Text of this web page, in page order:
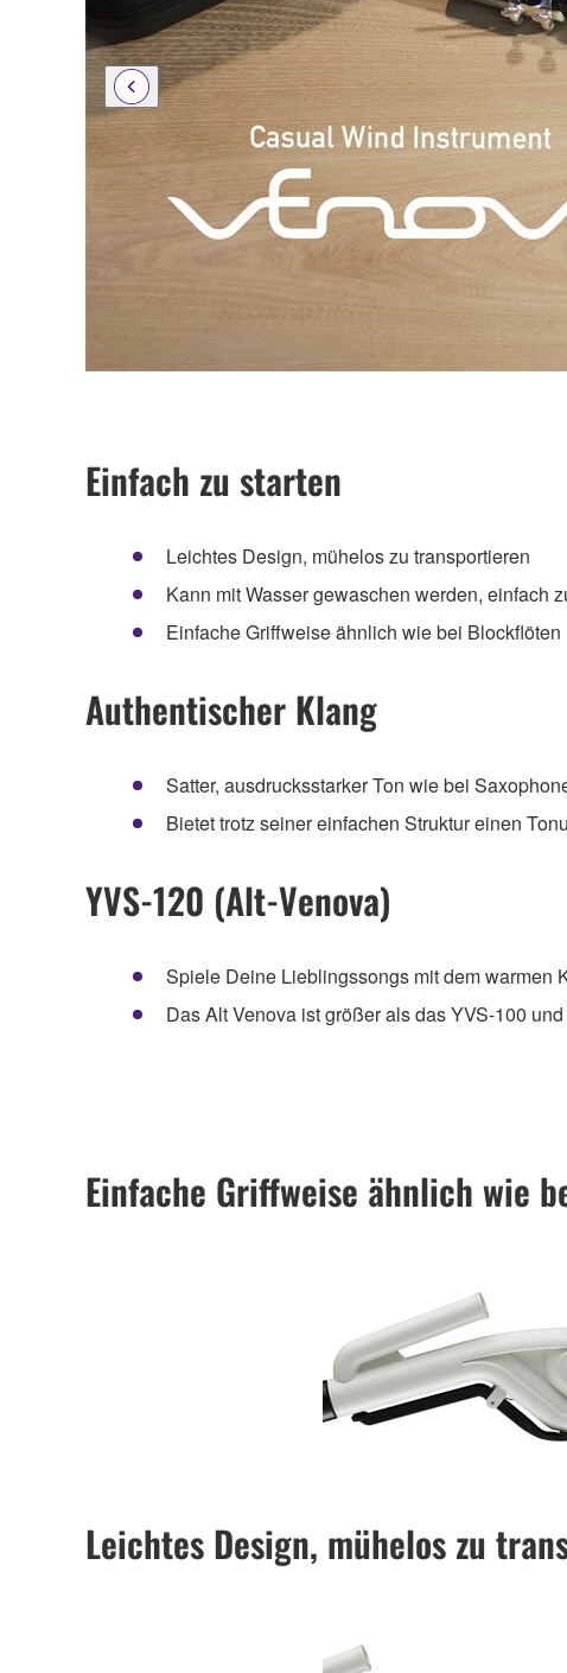
Einfach zu starten
Leichtes Design, mühelos zu transportieren
Kann mit Wasser gewaschen werden, einfach
Einfache Griffweise ähnlich wie bei Blockflöten
Authentischer Klang
Satter, ausdrucksstarker Ton wie bei
Bietet trotz seiner einfachen Struktur einen
YVS-120 (Alt-Venova)
Spiele Deine Lieblingssongs mit dem warmen
Das Alt Venova ist größer als das YVS-100
Einfache Griffweise ähnlich wie
Leichtes Design, mühelos zu